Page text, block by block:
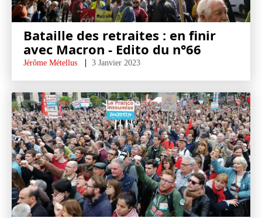
Bataille des retraites : en finir
avec Macron - Edito du n°66
Jérôme Métellus 3 Janvier 2023